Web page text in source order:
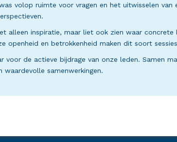
volop ruimte voor vragen en het uitwisselen
alleen inspiratie, maar liet ook zien waar concrete
openheid en betrokkenheid maken dit soort
voor de actieve bijdrage van onze leden. Samen
waardevolle samenwerkingen.